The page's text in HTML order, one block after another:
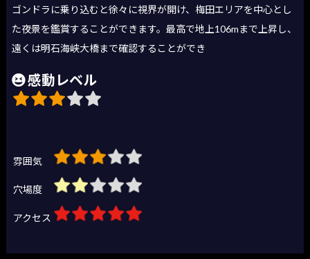
ゴンドラに乗り込むと徐々に視界が開け、梅田エリアを中心とし
た夜景を鑑賞することができます。最高で地上106mまで上昇し、
遠くは明石海峡大橋まで確認することができ
感動レベル
雰囲気
穴場度
アクセス